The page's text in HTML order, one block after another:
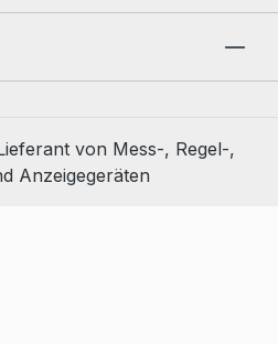
von Mess-, Regel-,
Anzeigegeräten